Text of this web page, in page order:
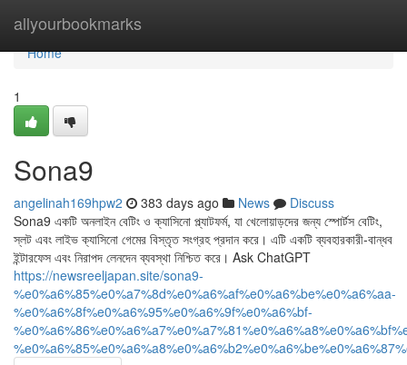
allyourbookmarks
Home
Home
1
Sona9
angelinah169hpw2 383 days ago News
Discuss
Sona9 একটি অনলাইন বেটিং ও ক্যাসিনো প্ল্যাটফর্ম, যা খেলোয়াড়দের জন্য স্পোর্টস বেটিং,
স্লট এবং লাইভ ক্যাসিনো গেমের বিস্তৃত সংগ্রহ প্রদান করে। এটি একটি ব্যবহারকারী-বান্ধব
ইন্টারফেস এবং নিরাপদ লেনদেন ব্যবস্থা নিশ্চিত করে। Ask ChatGPT
https://newsreeljapan.site/sona9-
%e0%a6%85%e0%a7%8d%e0%a6%af%e0%a6%be%e0%a6%aa-
%e0%a6%8f%e0%a6%95%e0%a6%9f%e0%a6%bf-